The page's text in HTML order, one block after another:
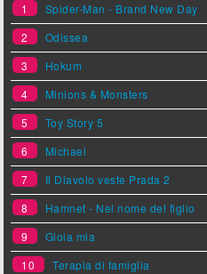
1
Spider-Man - Brand New Day
2
Odissea
3
Hokum
4
Minions & Monsters
5
Toy Story 5
6
Michael
7
Il Diavolo veste Prada 2
8
Hamnet - Nel nome del figlio
9
Gioia mia
10
Terapia di famiglia